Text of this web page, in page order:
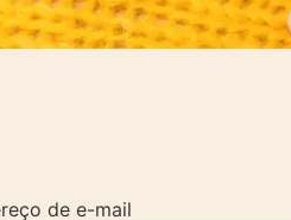
de e-mail